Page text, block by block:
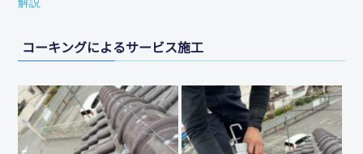
コーキングによるサービス施工